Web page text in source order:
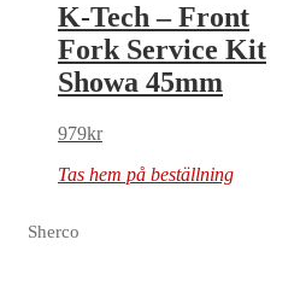
K-Tech – Front
Fork Service Kit
Showa 45mm
979kr
Tas hem på beställning
Sherco